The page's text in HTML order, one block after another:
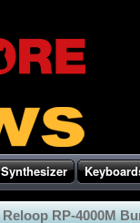
Synthesizer
Reloop RP-4000M